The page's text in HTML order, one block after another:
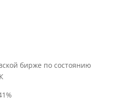
бирже по состоянию